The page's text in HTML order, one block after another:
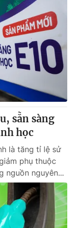
sẵn sàng
học
là tăng tỉ lệ sử
phụ thuộc
nguồn nguyên...